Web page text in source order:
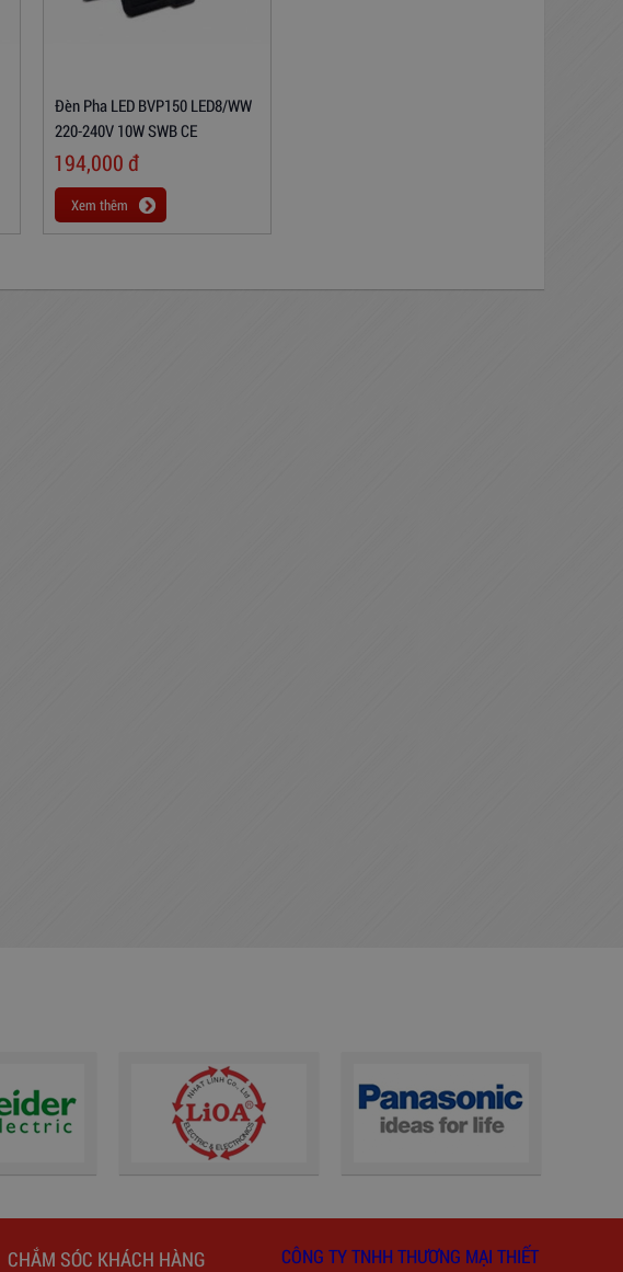
Đèn Pha LED BVP150 LED8/WW
220-240V 10W SWB CE
194,000 đ
Xem thêm
CHẮM SÓC KHÁCH HÀNG CÔNG TY TNHH THƯƠNG MẠI THIẾT